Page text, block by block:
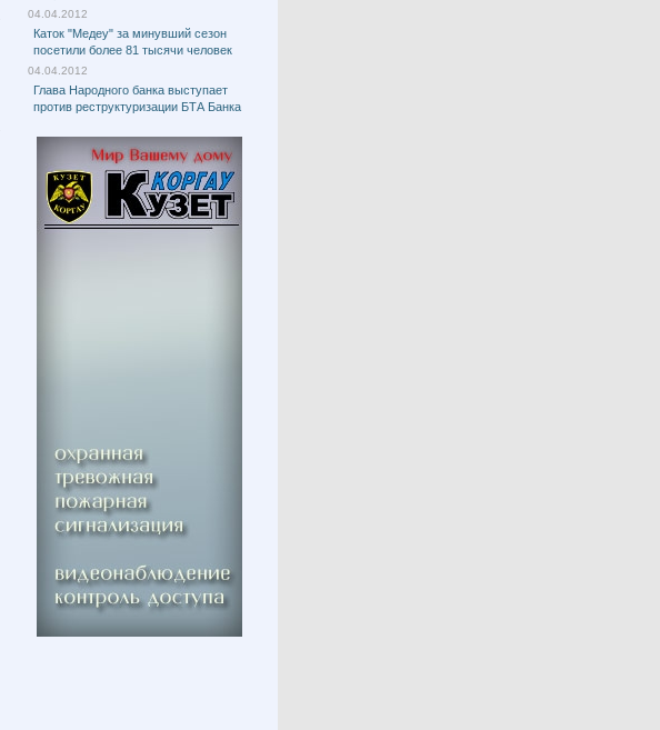
04.04.2012
Каток "Медеу" за минувший сезон
посетили более 81 тысячи человек
04.04.2012
Глава Народного банка выступает
против реструктуризации БТА Банка